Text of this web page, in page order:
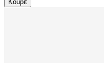
Koupit